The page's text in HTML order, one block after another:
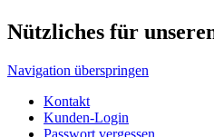
Sonderangebote
Sitemap
Rechtliches
Navigation überspringen